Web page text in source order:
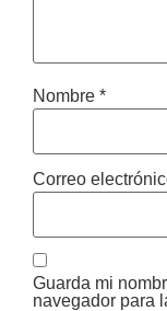
Nombre *
Correo
Guarda mi
navegador para